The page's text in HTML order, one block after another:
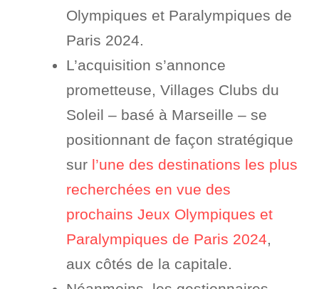
Olympiques et Paralympiques de
Paris 2024.
L’acquisition s’annonce
prometteuse, Villages Clubs du
Soleil – basé à Marseille – se
positionnant de façon stratégique
sur l’une des destinations les plus
recherchées en vue des
prochains Jeux Olympiques et
Paralympiques de Paris 2024,
aux côtés de la capitale.